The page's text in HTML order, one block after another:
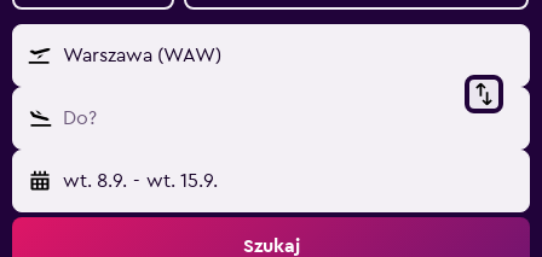
Warszawa (WAW)
Do?
wt. 8.9. - wt. 15.9.
Szukaj